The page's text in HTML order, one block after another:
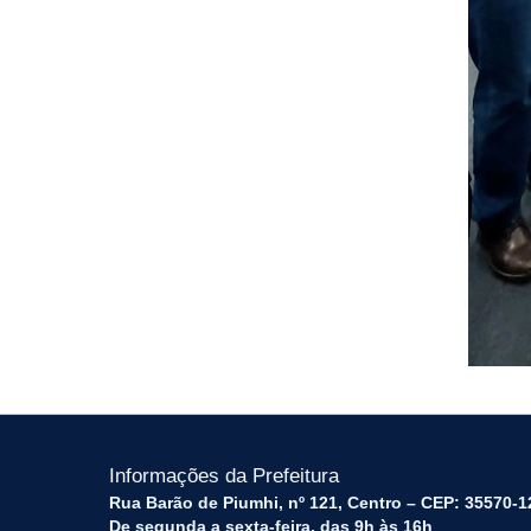
Informações da Prefeitura
Rua Barão de Piumhi, nº 121, Centro – CEP: 35570-
De segunda a sexta-feira, das 9h às 16h